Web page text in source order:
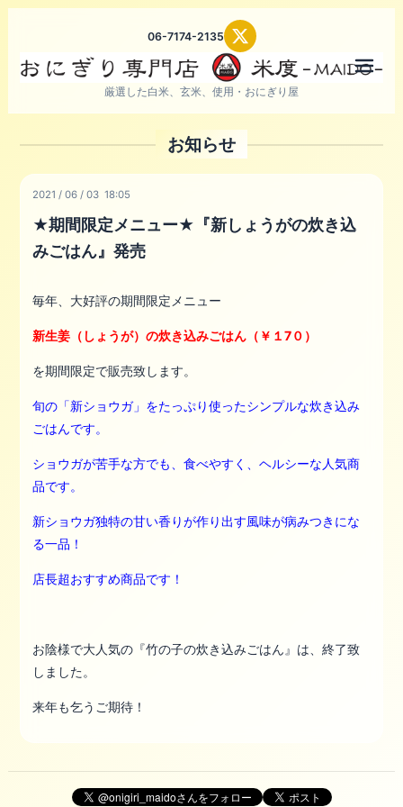
06-7174-2135
厳選した白米、玄米、使用・おにぎり屋
お知らせ
2021 /06 /03 18:05
★期間限定メニュー★『新しょうがの炊き込
みごはん』発売
毎年、大好評の期間限定メニュー
新生姜（しょうが）の炊き込みごはん（￥１7０）
を期間限定で販売致します。
旬の「新ショウガ」をたっぷり使ったシンプルな炊き込み
ごはんです。
ショウガが苦手な方でも、食べやすく、ヘルシーな人気商
品です。
新ショウガ独特の甘い香りが作り出す風味が病みつきにな
る一品！
店長超おすすめ商品です！
お陰様で大人気の『竹の子の炊き込みごはん』は、終了致
しました。
来年も乞うご期待！